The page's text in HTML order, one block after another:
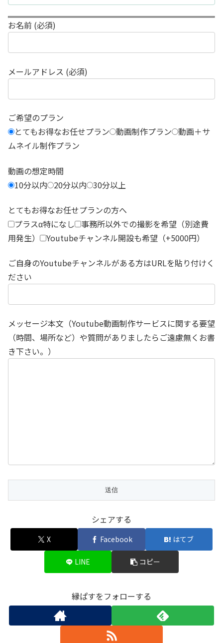
お名前 (必須)
メールアドレス (必須)
ご希望のプラン
とてもお得なお任せプラン 動画制作プラン 動画＋サ
ムネイル制作プラン
動画の想定時間
10分以内
20分以内 30分以上
とてもお得なお任せプランの方へ
プラスα特になし
事務所以外での撮影を希望（別途費
用発生）
Youtubeチャンネル開設も希望（+5000円）
ご自身のYoutubeチャンネルがある方はURLを貼り付けく
ださい
メッセージ本文（Youtube動画制作サービスに関する要望
（時間、場所など）や質問がありましたらご遠慮無くお書
き下さい。）
シェアする
X Facebook はてブ
LINE コピー
縁ぱすをフォローする